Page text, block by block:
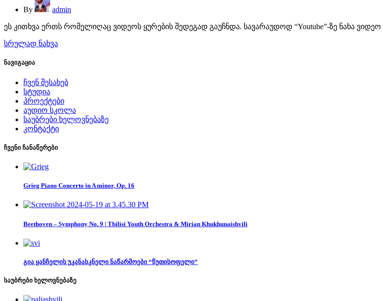
By admin
ეს კითხვა ერთს რომელიღაც ვიდეოს ყურების შედეგად გაუჩნდა. სავარაუდოდ “Youtube”-ზე ნახა
სრულად ნახვა
ნავიგაცია
ჩვენ შესახებ
სტუდია
პროექტები
აუდიო სკოლა
საუბრები ხელოვნებაზე
კონტაქტი
ჩვენი ჩანაწერები
Grieg Piano Concerto in A minor, Op. 16
Beethoven – Symphony No. 9 | Tbilisi Youth Orchestra & Mirian Khukhunaishvili
გია ყანჩელის უკანასკნელი ნაწარმოები “წუთისოფელი”
საუბრები ხელოვნებაზე